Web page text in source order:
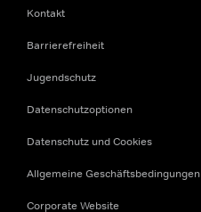
Kontakt
Barrierefreiheit
Jugendschutz
Datenschutzoptionen
Datenschutz und Cookies
Allgemeine Geschäftsbedingungen
Corporate Website